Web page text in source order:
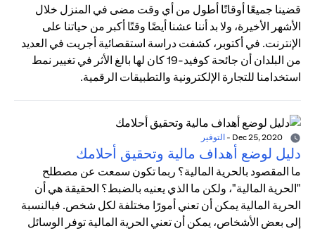
قضينا جميعًا أوقاتًا أطول من أي وقت مضى في المنزل خلال
الأشهر الأخيرة، ولا بد أننا عشنا أيضًا وقتًا أكبر من حياتنا على
الإنترنت. في أكتوبر، كشفت دراسة استقصائية أجريت في العديد
من البلدان أن جائحة كوفيد-19 كان لها بالغ الأثر في تغيير نمط
استخدامنا للتجارة الإلكترونية والتطبيقات الرقمية.
- التوفير
دليل لوضع أهداف مالية وتحقيق أحلامك
ما المقصود بالحرية المالية؟ ربما تكون سمعت عن مصطلح
"الحرية المالية"، ولكن ما الذي يعنيه بالضبط؟ الحقيقة هي أن
الحرية المالية يمكن أن تعني أمورًا مختلفة لكل شخص. فبالنسبة
إلى بعض الأشخاص، يمكن أن تعني الحرية المالية توفر الوسائل